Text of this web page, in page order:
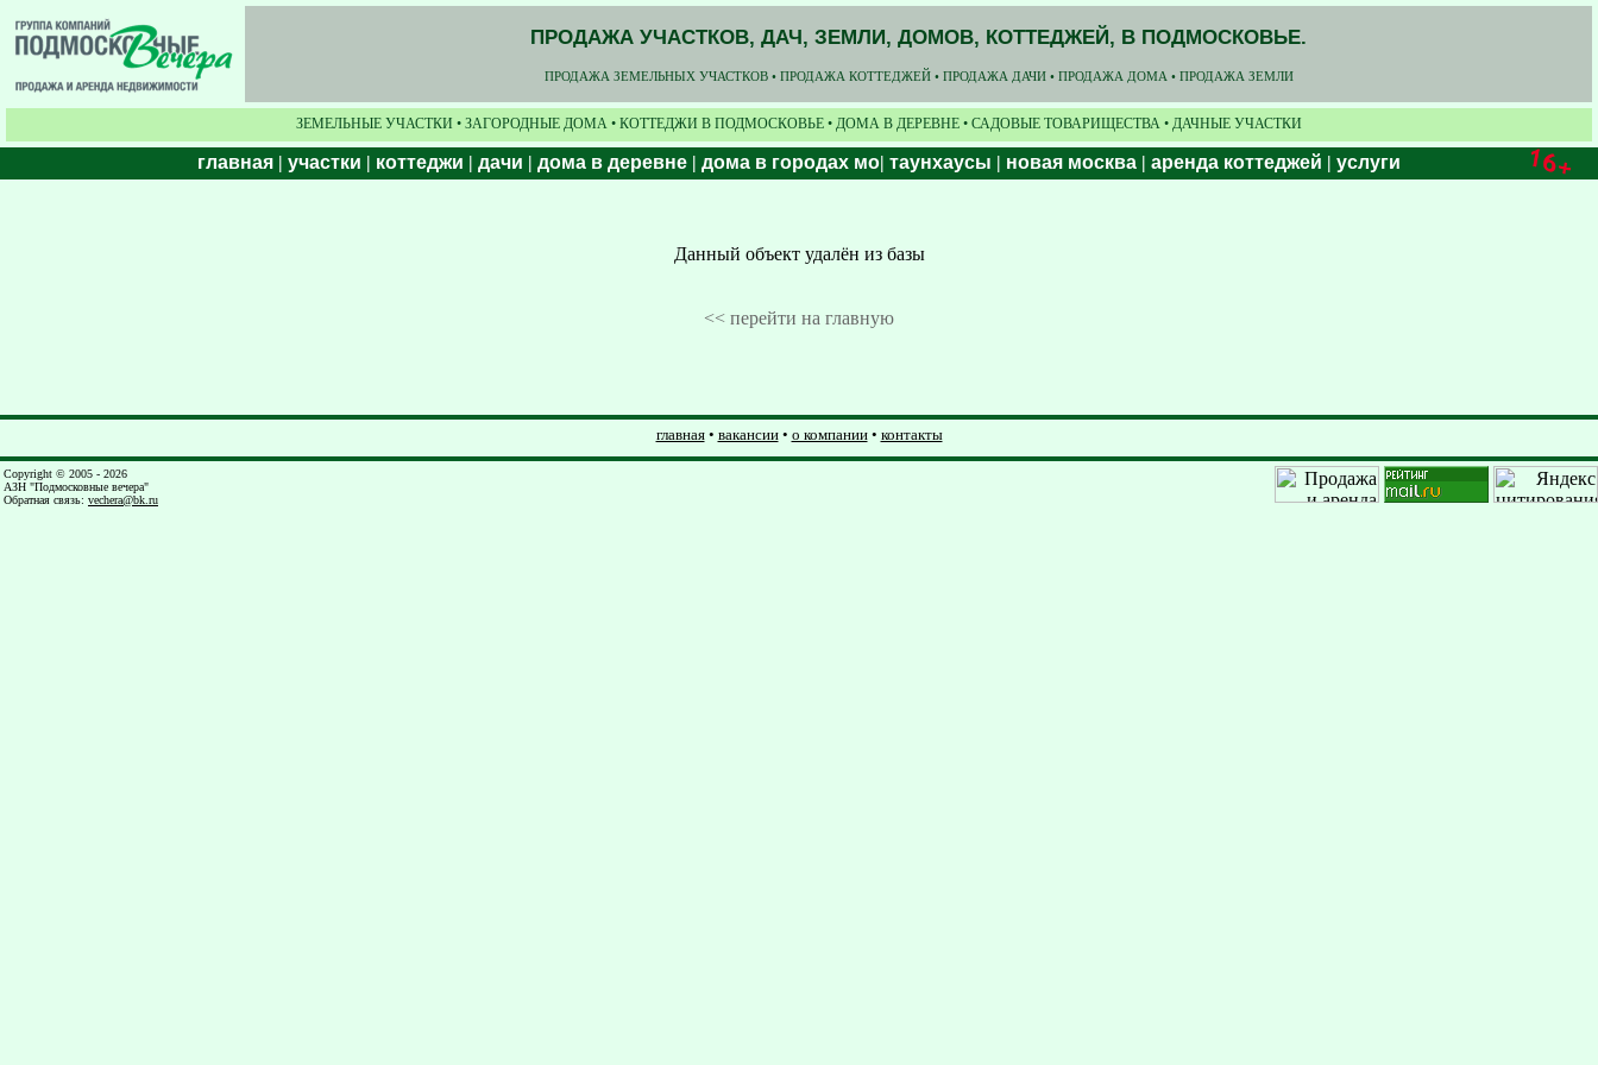
ПРОДАЖА УЧАСТКОВ, ДАЧ, ЗЕМЛИ, ДОМОВ, КОТТЕДЖЕЙ, В ПОДМОСКОВЬЕ.
ПРОДАЖА ЗЕМЕЛЬНЫХ УЧАСТКОВ • ПРОДАЖА КОТТЕДЖЕЙ • ПРОДАЖА ДАЧИ • ПРОДАЖА ДОМА • ПРОДАЖА ЗЕМЛИ
ЗЕМЕЛЬНЫЕ УЧАСТКИ • ЗАГОРОДНЫЕ ДОМА • КОТТЕДЖИ В ПОДМОСКОВЬЕ • ДОМА В ДЕРЕВНЕ • САДОВЫЕ ТОВАРИЩЕСТВА • ДАЧНЫЕ УЧАСТКИ
главная | участки | коттеджи | дачи | дома в деревне | дома в городах мо| таунхаусы | новая москва | аренда коттеджей | услуги
Данный объект удалён из базы
<< перейти на главную
главная• вакансии• о компании• контакты
Copyright © 2005 - 2026
АЗН "Подмосковные вечера"
Обратная связь: vechera@bk.ru